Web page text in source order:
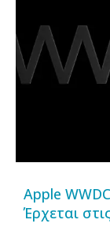
Apple
Έρχεται